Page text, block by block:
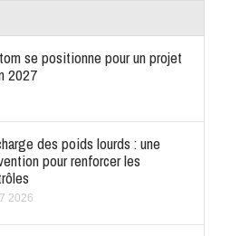
se positionne pour un projet
2027
des poids lourds : une
pour renforcer les
2026